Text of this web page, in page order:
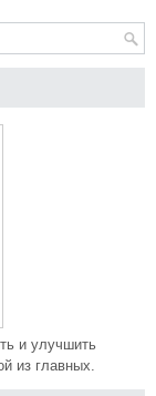
и улучшить
из главных.